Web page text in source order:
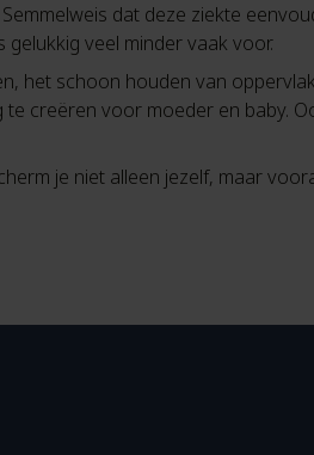
dat deze ziekte
veel minder vaak voor.
het schoon houden van
creëren voor moeder en baby.
je niet alleen jezelf, maar